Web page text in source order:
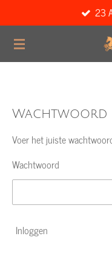
direct
naar
23
Wachtwoord
Voer het juiste
Wachtwoord
Inloggen